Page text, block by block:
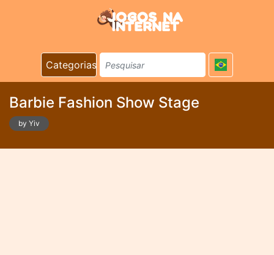
Categorias
Barbie Fashion Show Stage
by Yiv